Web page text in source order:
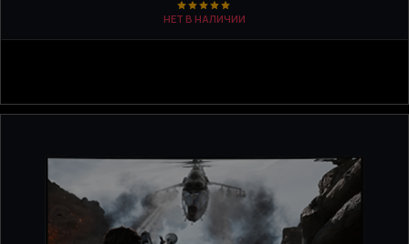
НЕТ В НАЛИЧИИ